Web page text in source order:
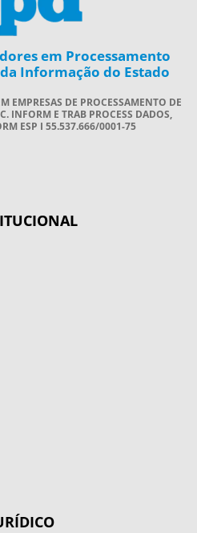
em Processamento
Informação do Estado
EMPRESAS DE PROCESSAMENTO DE
INFORM E TRAB PROCESS DADOS,
ESP I 55.537.666/0001-75